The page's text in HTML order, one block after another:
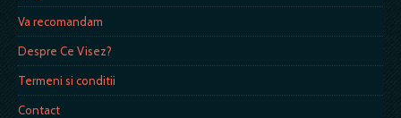
Va recomandam
Despre Ce Visez?
Termeni si conditii
Contact